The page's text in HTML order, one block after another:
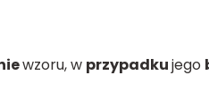
wzoru, w przypadkujego